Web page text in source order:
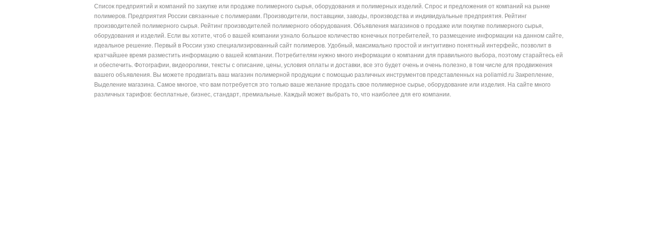
Список предприятий и компаний по закупке или продаже полимерного сырья, оборудования и полимерных изделий. Спрос и предложения от компаний на рынке
полимеров. Предприятия России связанные с полимерами. Производители, поставщики, заводы, производства и индивидуальные предприятия. Рейтинг
производителей полимерного сырья. Рейтинг производителей полимерного оборудования. Объявления магазинов о продаже или покупке полимерного сырья,
оборудования и изделий. Если вы хотите, чтоб о вашей компании узнало большое количество конечных потребителей, то размещение информации на данном сайте,
идеальное решение. Первый в России узко специализированный сайт полимеров. Удобный, максимально простой и интуитивно понятный интерфейс, позволит в
кратчайшее время разместить информацию о вашей компании. Потребителям нужно много информации о компании для правильного выбора, поэтому старайтесь ей
и обеспечить. Фотографии, видеоролики, тексты с описание, цены, условия оплаты и доставки, все это будет очень и очень полезно, в том числе для продвижения
вашего объявления. Вы можете продвигать ваш магазин полимерной продукции с помощью различных инструментов представленных на poliamid.ru Закрепление,
Выделение магазина. Самое многое, что вам потребуется это только ваше желание продать свое полимерное сырье, оборудование или изделия. На сайте много
различных тарифов: бесплатные, бизнес, стандарт, премиальные. Каждый может выбрать то, что наиболее для его компании.